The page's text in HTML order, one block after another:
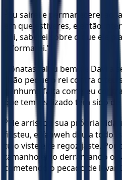
Eu sairei e permanecerei ao
em que estiveres, e então
pai, saberei sobre o que ele
informarei.”
Jônatas falou bem de Davi a
“Não peque o rei contra o teu
nenhuma falta cometeu
que tem realizado tem sido
5 Ele arriscou sua própria
filisteu, e Yahweh deu a todo
tu o viste e te regozijaste. Por
tamanho erro derramando o
cometendo o pecado de levar